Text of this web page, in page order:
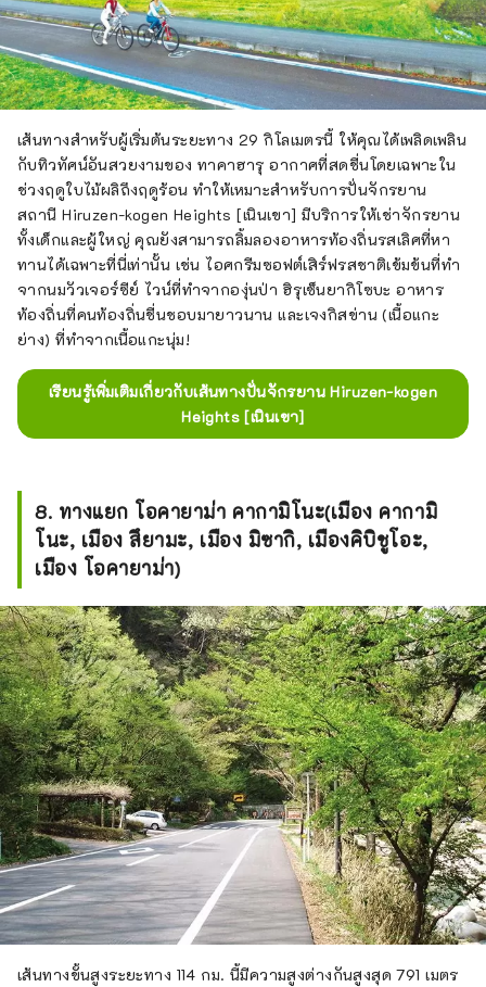
เส้นทางสำหรับผู้เริ่มต้นระยะทาง 29 กิโลเมตรนี้ ให้คุณได้เพลิดเพลิน
กับทิวทัศน์อันสวยงามของ ทาคาฮารุ อากาศที่สดชื่นโดยเฉพาะใน
ช่วงฤดูใบไม้ผลิถึงฤดูร้อน ทำให้เหมาะสำหรับการปั่นจักรยาน
สถานี Hiruzen-kogen Heights [เนินเขา] มีบริการให้เช่าจักรยาน
ทั้งเด็กและผู้ใหญ่ คุณยังสามารถลิ้มลองอาหารท้องถิ่นรสเลิศที่หา
ทานได้เฉพาะที่นี่เท่านั้น เช่น ไอศกรีมซอฟต์เสิร์ฟรสชาติเข้มข้นที่ทำ
จากนมวัวเจอร์ซีย์ ไวน์ที่ทำจากองุ่นป่า ฮิรุเซ็นยากิโซบะ อาหาร
ท้องถิ่นที่คนท้องถิ่นชื่นชอบมายาวนาน และเจงกิสข่าน (เนื้อแกะ
ย่าง) ที่ทำจากเนื้อแกะนุ่ม!
เรียนรู้เพิ่มเติมเกี่ยวกับเส้นทางปั่นจักรยาน Hiruzen-kogen
Heights [เนินเขา]
8. ทางแยก โอคายาม่า คากามิโนะ(เมือง คากามิ
โนะ, เมือง สึยามะ, เมือง มิซากิ, เมืองคิบิชูโอะ,
เมือง โอคายาม่า)
เส้นทางขั้นสูงระยะทาง 114 กม. นี้มีความสูงต่างกันสูงสุด 791 เมตร